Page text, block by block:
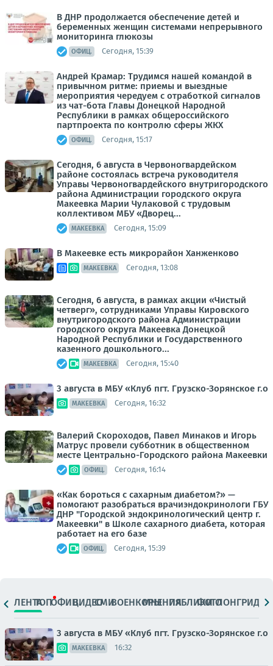
В ДНР продолжается обеспечение детей и
беременных женщин системами непрерывного
мониторинга глюкозы
ОФИЦ. Сегодня, 15:39
Андрей Крамар: Трудимся нашей командой в
привычном ритме: приемы и выездные
мероприятия чередуем с отработкой сигналов
из чат-бота Главы Донецкой Народной
Республики в рамках общероссийского
партпроекта по контролю сферы ЖКХ
ОФИЦ. Сегодня, 15:17
Сегодня, 6 августа в Червоногвардейском
районе состоялась встреча руководителя
Управы Червоногвардейского внутригородского
района Администрации городского округа
Макеевка Марии Чулаковой с трудовым
коллективом МБУ «Дворец...
МАКЕЕВКА Сегодня, 15:09
В Макеевке есть микрорайон Ханженково
МАКЕЕВКА Сегодня, 13:08
Сегодня, 6 августа, в рамках акции «Чистый
четверг», сотрудниками Управы Кировского
внутригородского района Администрации
городского округа Макеевка Донецкой
Народной Республики и Государственного
казенного дошкольного...
МАКЕЕВКА Сегодня, 15:40
3 августа в МБУ «Клуб пгт. Грузско-Зорянское г.о
МАКЕЕВКА Сегодня, 16:32
Валерий Скороходов, Павел Минаков и Игорь
Матрус провели субботник в общественном
месте Центрально-Городского района Макеевки
ОФИЦ. Сегодня, 16:14
«Как бороться с сахарным диабетом?» —
помогают разобраться врачиэндокринологи ГБУ
ДНР "Городской эндокринологический центр г.
Макеевки" в Школе сахарного диабета, которая
работает на его базе
ОФИЦ. Сегодня, 15:39
ЛЕНТАТОПОФИЦ.ВИДЕОСМИВОЕНКОРЫМНЕНИЯПАБЛИКИ
ФОТОЛОНГРИДЫ
3 августа в МБУ «Клуб пгт. Грузско-Зорянское г.о
МАКЕЕВКА 16:32